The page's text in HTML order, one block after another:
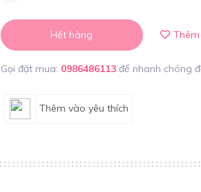
Hết hàng
Gọi đặt mua: 0986486113 để nhanh chóng
Thêm vào yêu thích